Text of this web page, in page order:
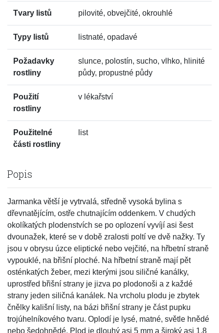
Tvary listů pilovité, obvejčité, okrouhlé
Typy listů listnaté, opadavé
Požadavky
rostliny
slunce, polostín, sucho, vlhko, hlinité
půdy, propustné půdy
Použití
rostliny
v lékařství
Použitelné
části rostliny
list
Popis
Jarmanka větší je vytrvalá, středně vysoká bylina s
dřevnatějícím, ostře chutnajícím oddenkem. V chudých
okolíkatých plodenstvích se po oplození vyvíjí asi šest
dvounažek, které se v době zralosti poltí ve dvě nažky. Ty
jsou v obrysu úzce eliptické nebo vejčité, na hřbetní straně
vypouklé, na břišní ploché. Na hřbetní straně mají pět
osténkatých žeber, mezi kterými jsou siličné kanálky,
uprostřed břišní strany je jizva po plodonoši a z každé
strany jeden siličná kanálek. Na vrcholu plodu je zbytek
čnělky kališní listy, na bázi břišní strany je část pupku
trojúhelníkového tvaru. Oplodí je lysé, matné, světle hnědé
nebo šedohnědé. Plod je dlouhý asi 5 mm a široký asi 1,8